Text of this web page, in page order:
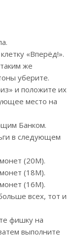
«Вперёд!».
же
уберите.
и положите их
место на
Банком.
в следующем
(20М).
(18М).
(16М).
всех, тот и
фишку на
выполните